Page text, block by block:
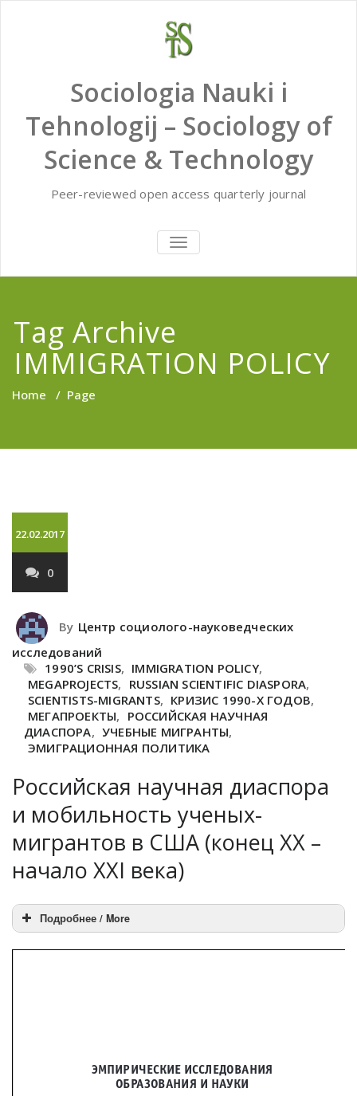
Sociologia Nauki i
Tehnologij – Sociology of
Science & Technology
Peer-reviewed open access quarterly journal
TOGGLE
NAVIGATION
Tag Archive
IMMIGRATION POLICY
Home / Page
22.02.2017
0
By Центр социолого-науковедческих
исследований
1990’S CRISIS, IMMIGRATION POLICY,
MEGAPROJECTS, RUSSIAN SCIENTIFIC DIASPORA,
SCIENTISTS-MIGRANTS, КРИЗИС 1990-Х ГОДОВ,
МЕГАПРОЕКТЫ, РОССИЙСКАЯ НАУЧНАЯ
ДИАСПОРА, УЧЕБНЫЕ МИГРАНТЫ,
ЭМИГРАЦИОННАЯ ПОЛИТИКА
Российская научная диаспора
и мобильность ученых-
мигрантов в США (конец XX –
начало XXI века)
Подробнее / More